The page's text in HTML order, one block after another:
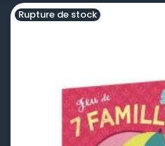
Rupture de stock